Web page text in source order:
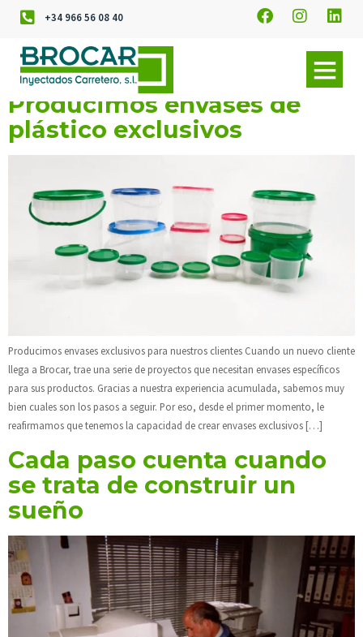
+34 966 56 08 40
Producimos envases de
plástico exclusivos
Producimos envases exclusivos para nuestros clientes Cuando un nuevo cliente
llega a Brocar, trae una serie de proyectos que necesitan envases específicos
para sus productos. Gracias a nuestra experiencia acumulada, sabemos muy
bien cuales son los pasos a seguir. Por eso, desde el primer momento, le
reafirmamos que tenemos la capacidad de crear envases exclusivos […]
Cada paso cuenta cuando
se trata de construir un
sueño